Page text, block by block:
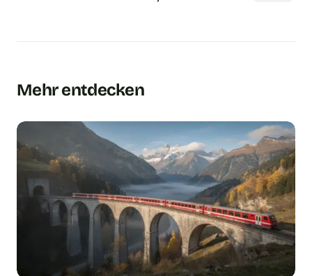
Mehr entdecken